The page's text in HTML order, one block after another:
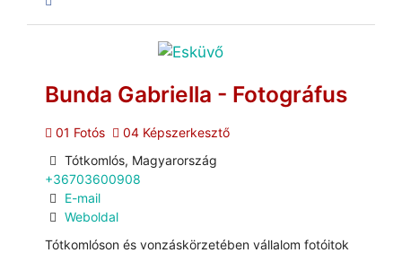
Bunda Gabriella - Fotográfus
01 Fotós
04 Képszerkesztő
Tótkomlós, Magyarország
+36703600908
E-mail
Weboldal
Tótkomlóson és vonzáskörzetében vállalom fotóitok